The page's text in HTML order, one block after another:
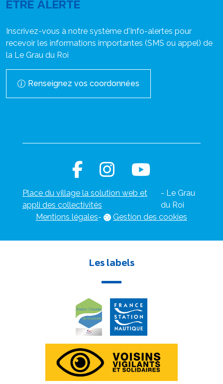
ÊTRE ALERTÉ
Inscrivez-vous à notre système d'Info-alertes pour
recevoir les informations importantes (SMS ou appel) de
la Le Grau du Roi
Renseignez vos coordonnées
Place du village la solution web et
appli des collectivités
- Le Grau
du Roi
Mentions légales- Gestion des cookies
Les labels